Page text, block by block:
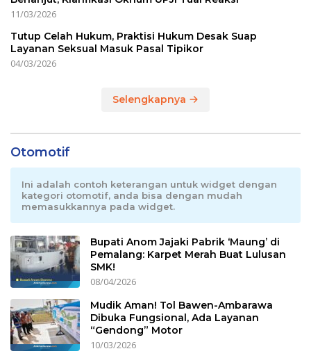
11/03/2026
Tutup Celah Hukum, Praktisi Hukum Desak Suap
Layanan Seksual Masuk Pasal Tipikor
04/03/2026
Selengkapnya
Otomotif
Ini adalah contoh keterangan untuk widget dengan
kategori otomotif, anda bisa dengan mudah
memasukkannya pada widget.
Bupati Anom Jajaki Pabrik ‘Maung’ di
Pemalang: Karpet Merah Buat Lulusan
SMK!
08/04/2026
Mudik Aman! Tol Bawen-Ambarawa
Dibuka Fungsional, Ada Layanan
“Gendong” Motor
10/03/2026